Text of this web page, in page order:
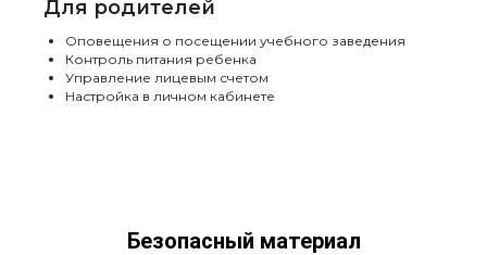
Для родителей
Оповещения о посещении учебного заведения
Контроль питания ребенка
Управление лицевым счетом
Настройка в личном кабинете
Безопасный материал